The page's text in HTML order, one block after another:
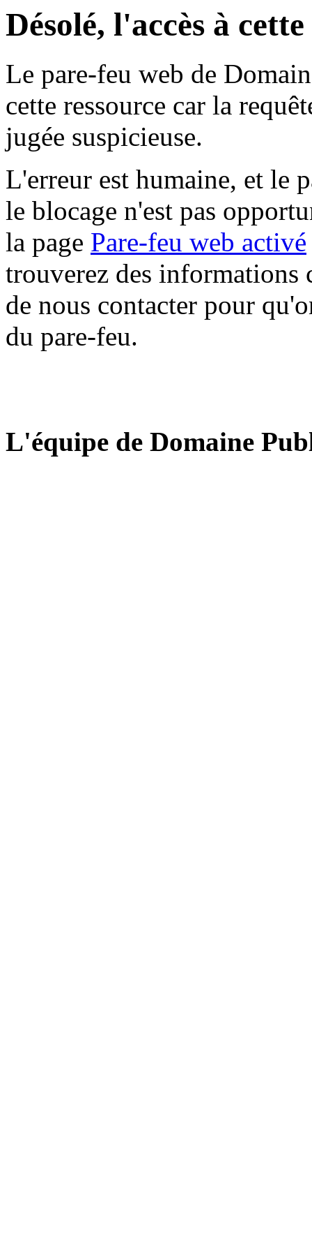
Désolé, l'accès à
Le pare-feu web de
cette ressource car la
jugée suspicieuse.
L'erreur est humaine, et le
le blocage n'est pas
la page Pare-feu web activé
trouverez des informations
de nous contacter pour
du pare-feu.
L'équipe de Domaine